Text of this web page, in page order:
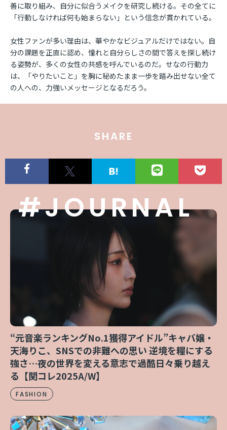
善に取り組み、自分に似合うメイクを研究し続ける。その全てに
「行動しなければ何も始まらない」という信念が貫かれている。
女性ファンが多い理由は、華やかなビジュアルだけではない。自
分の課題を正直に認め、憧れと自分らしさの間で答えを探し続け
る姿勢が、多くの女性の共感を呼んでいるのだ。せなの行動力
は、「やりたいこと」を胸に秘めたまま一歩を踏み出せない全て
の人への、力強いメッセージとなるだろう。
SHARE
#JOURNAL
“元音楽ランキングNo.1獲得アイドル”キャバ嬢・
天海りこ、SNSでの非難への思い 逆境を糧にする
強さ…夜の世界を変える意志で過酷日々乗り越え
る【関コレ2025A/W】
FASHION